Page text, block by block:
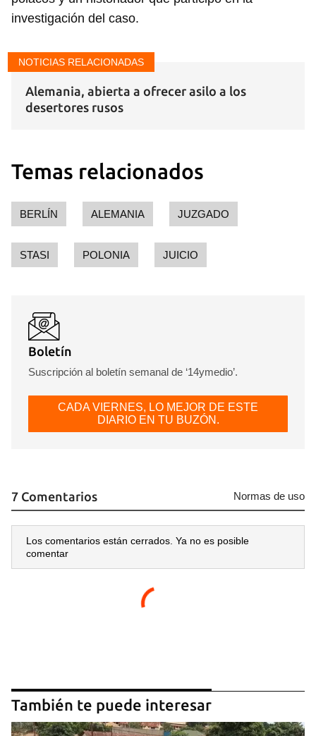
Guardar como favorito
Para poder guardar como favorito, primero has de
iniciar sesión con tu cuenta de 14ymedio.
investigación del caso.
NOTICIAS RELACIONADAS
Alemania, abierta a ofrecer asilo a los
desertores rusos
Temas relacionados
BERLÍN ALEMANIA JUZGADO
STASI POLONIA JUICIO
Boletín
Suscripción al boletín semanal de ‘14ymedio’.
CADA VIERNES, LO MEJOR DE ESTE
DIARIO EN TU BUZÓN.
7 Comentarios Normas de uso
Los comentarios están cerrados. Ya no es posible
comentar
También te puede interesar